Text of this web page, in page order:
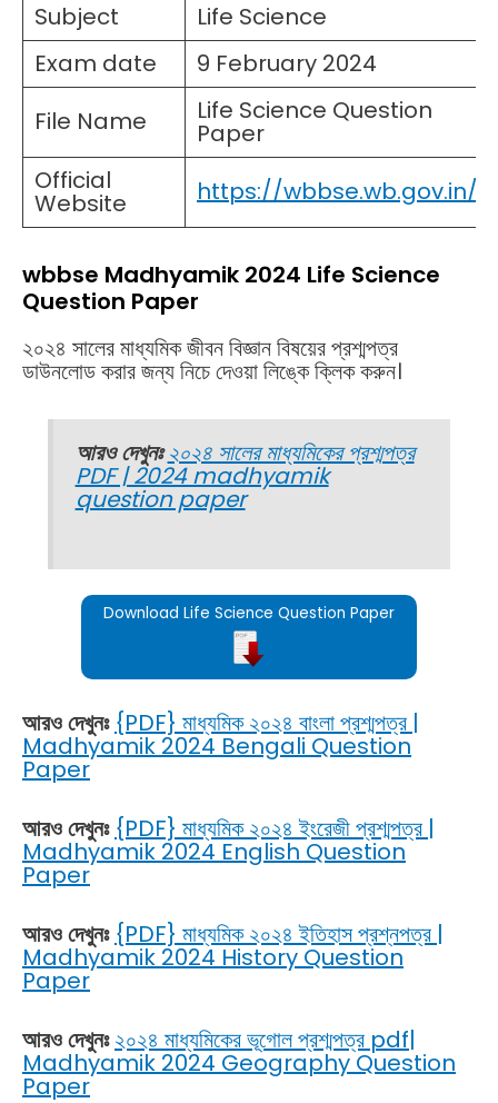
Subject
Life Science
Exam date
9 February 2024
File Name
Life Science Question
Paper
Official
Website https://wbbse.wb.gov.in/
wbbse Madhyamik 2024 Life Science
Question Paper
২০২৪ সালের মাধ্যমিক জীবন বিজ্ঞান বিষয়ের প্রশ্মপত্র
ডাউনলোড করার জন্য নিচে দেওয়া লিঙ্কে ক্লিক করুন।
আরও দেখুনঃ ২০২৪ সালের মাধ্যমিকের প্রশ্মপত্র
PDF | 2024 madhyamik
question paper
Download Life Science Question Paper
আরও দেখুনঃ {PDF} মাধ্যমিক ২০২৪ বাংলা প্রশ্মপত্র |
Madhyamik 2024 Bengali Question
Paper
আরও দেখুনঃ {PDF} মাধ্যমিক ২০২৪ ইংরেজী প্রশ্মপত্র |
Madhyamik 2024 English Question
Paper
আরও দেখুনঃ {PDF} মাধ্যমিক ২০২৪ ইতিহাস প্রশ্নপত্র |
Madhyamik 2024 History Question
Paper
আরও দেখুনঃ ২০২৪ মাধ্যমিকের ভূগোল প্রশ্মপত্র pdf|
Madhyamik 2024 Geography Question
Paper